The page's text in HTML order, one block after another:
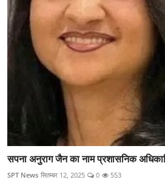
सपना अनुराग जैन का नाम प्रशासनिक
SPT News सितम्बर 12, 2025 0 553